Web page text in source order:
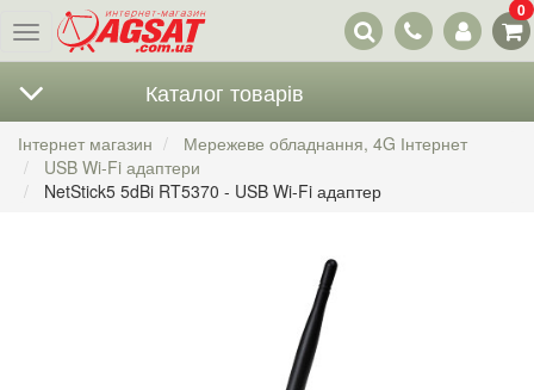
Меню
Наші
контакти
0
Каталог товарів
Інтернет магазин
Мережеве обладнання, 4G Інтернет
USB Wi-Fi адаптери
NetStick5 5dBi RT5370 - USB Wi-Fi адаптер